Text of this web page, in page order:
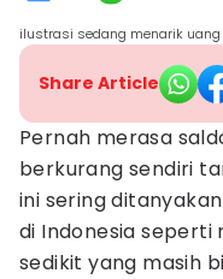
ilustrasi sedang menarik uang
Share Article
Pernah merasa
berkurang sendiri
ini sering
di Indonesia seperti
sedikit yang masih